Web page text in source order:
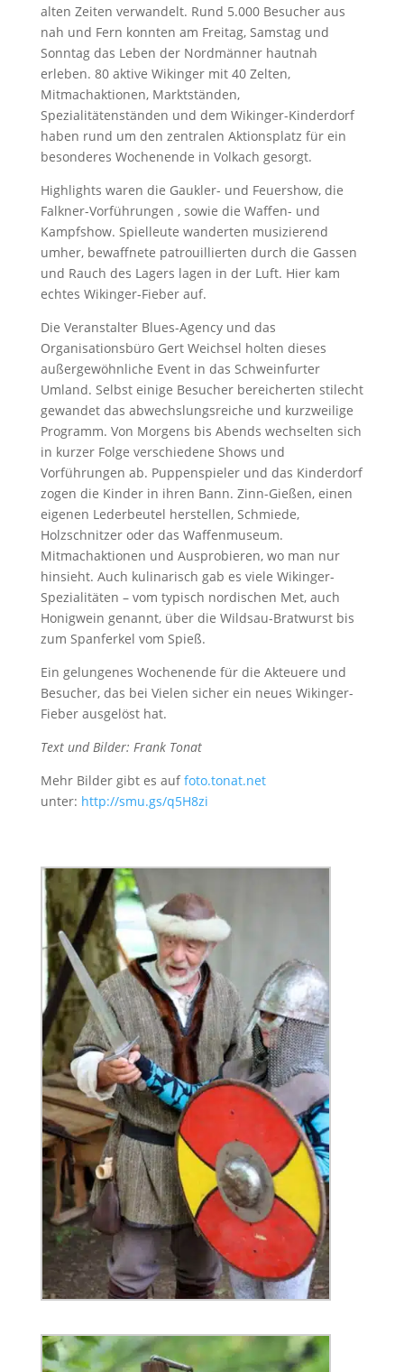
alten Zeiten verwandelt. Rund 5.000 Besucher aus
nah und Fern konnten am Freitag, Samstag und
Sonntag das Leben der Nordmänner hautnah
erleben. 80 aktive Wikinger mit 40 Zelten,
Mitmachaktionen, Marktständen,
Spezialitätenständen und dem Wikinger-Kinderdorf
haben rund um den zentralen Aktionsplatz für ein
besonderes Wochenende in Volkach gesorgt.
Highlights waren die Gaukler- und Feuershow, die
Falkner-Vorführungen , sowie die Waffen- und
Kampfshow. Spielleute wanderten musizierend
umher, bewaffnete patrouillierten durch die Gassen
und Rauch des Lagers lagen in der Luft. Hier kam
echtes Wikinger-Fieber auf.
Die Veranstalter Blues-Agency und das
Organisationsbüro Gert Weichsel holten dieses
außergewöhnliche Event in das Schweinfurter
Umland. Selbst einige Besucher bereicherten stilecht
gewandet das abwechslungsreiche und kurzweilige
Programm. Von Morgens bis Abends wechselten sich
in kurzer Folge verschiedene Shows und
Vorführungen ab. Puppenspieler und das Kinderdorf
zogen die Kinder in ihren Bann. Zinn-Gießen, einen
eigenen Lederbeutel herstellen, Schmiede,
Holzschnitzer oder das Waffenmuseum.
Mitmachaktionen und Ausprobieren, wo man nur
hinsieht. Auch kulinarisch gab es viele Wikinger-
Spezialitäten – vom typisch nordischen Met, auch
Honigwein genannt, über die Wildsau-Bratwurst bis
zum Spanferkel vom Spieß.
Ein gelungenes Wochenende für die Akteuere und
Besucher, das bei Vielen sicher ein neues Wikinger-
Fieber ausgelöst hat.
Text und Bilder: Frank Tonat
Mehr Bilder gibt es auffoto.tonat.net
unter: http://smu.gs/q5H8zi